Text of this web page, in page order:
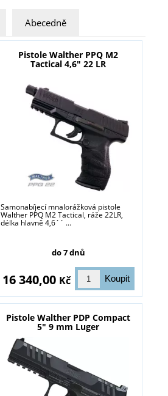
Abecedně
Pistole Walther PPQ M2
Tactical 4,6" 22 LR
Samonabíjecí mnalorážková pistole
Walther PPQ M2 Tactical, ráže 22LR,
délka hlavně 4,6´´ ...
do 7 dnů
16 340,00 Kč
Pistole Walther PDP Compact
5" 9 mm Luger